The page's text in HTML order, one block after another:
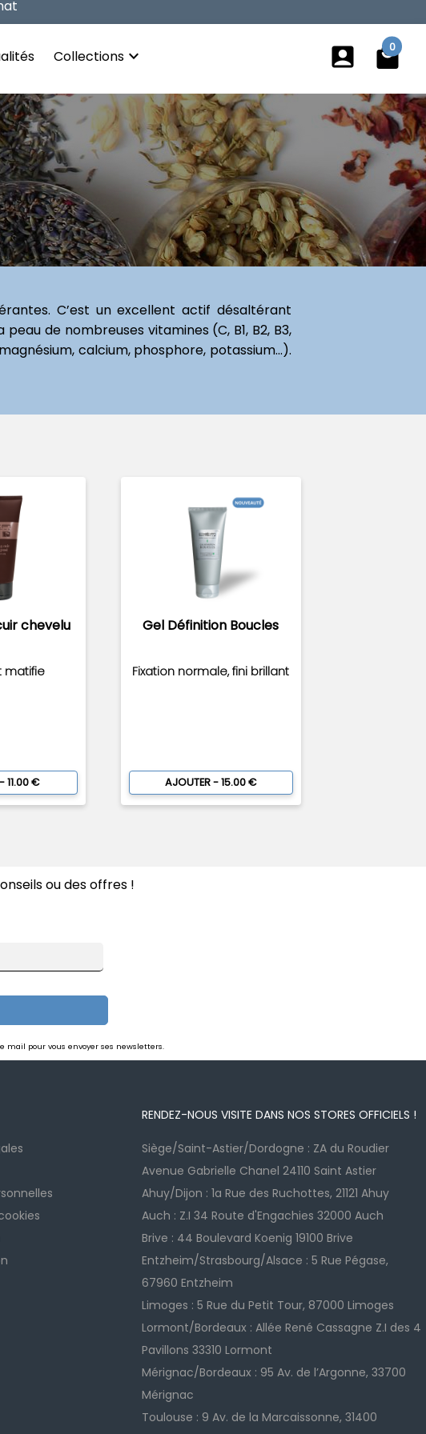
Collectionskeyboard_arrow_down account_box local_mall
0
C’est un excellent actif désaltérant
de nombreuses vitamines (C, B1, B2, B3,
calcium, phosphore, potassium...).
chevelu
matifie
11.00 €
Gel Définition Boucles
Fixation normale, fini brillant
AJOUTER - 15.00 €
ou des offres !
mail pour vous envoyer ses newsletters.
RENDEZ-NOUS VISITE DANS NOS STORES OFFICIELS !
Siège/Saint-Astier/Dordogne : ZA du Roudier
Avenue Gabrielle Chanel 24110 Saint Astier
Ahuy/Dijon : 1a Rue des Ruchottes, 21121 Ahuy
Auch : Z.I 34 Route d'Engachies 32000 Auch
Brive : 44 Boulevard Koenig 19100 Brive
Entzheim/Strasbourg/Alsace : 5 Rue Pégase,
67960 Entzheim
Limoges : 5 Rue du Petit Tour, 87000 Limoges
Lormont/Bordeaux : Allée René Cassagne Z.I des 4
Pavillons 33310 Lormont
Mérignac/Bordeaux : 95 Av. de l’Argonne, 33700
Mérignac
Toulouse : 9 Av. de la Marcaissonne, 31400